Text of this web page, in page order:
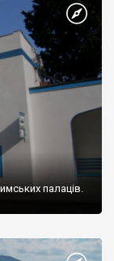
палаців.